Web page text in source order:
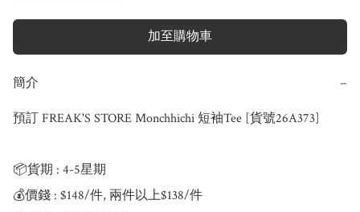
加至購物車
簡介 −
預訂 FREAK'S STORE Monchhichi 短袖Tee [貨號26A373]
📦貨期 : 4-5星期
💰價錢 : $148/件, 兩件以上$138/件